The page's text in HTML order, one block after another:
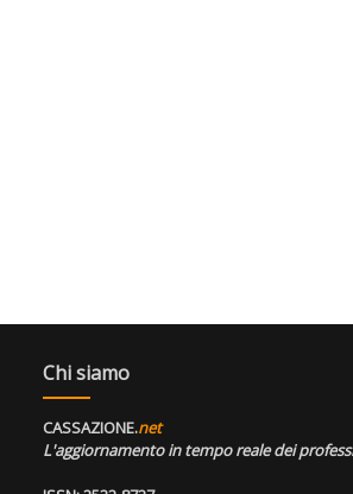
Chi siamo
CASSAZIONE.net
L'aggiornamento in tempo reale dei